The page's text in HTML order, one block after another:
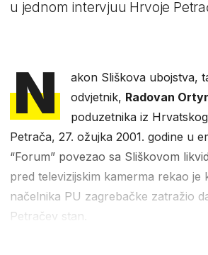
u jednom intervjuu Hrvoje
N
akon Sliškova ubojstva,
odvjetnik, Radovan
poduzetnika iz
Petrača, 27. ožujka 2001. godine u
“Forum” povezao sa Sliškovom
pred televizijskim kamerma rekao je
načelnika PU zagrebačke zatražio
Petračev stan.